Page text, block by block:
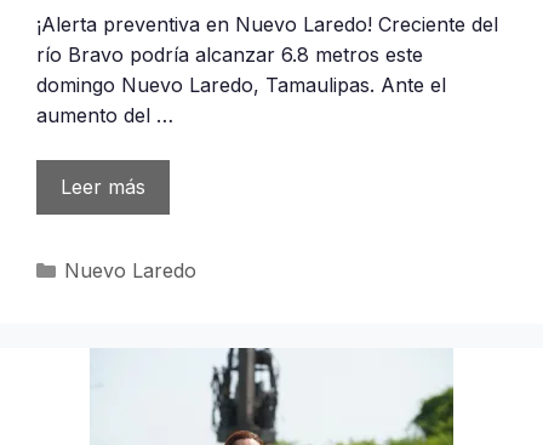
¡Alerta preventiva en Nuevo Laredo! Creciente del
río Bravo podría alcanzar 6.8 metros este
domingo Nuevo Laredo, Tamaulipas. Ante el
aumento del …
Leer más
Categorías
Nuevo Laredo